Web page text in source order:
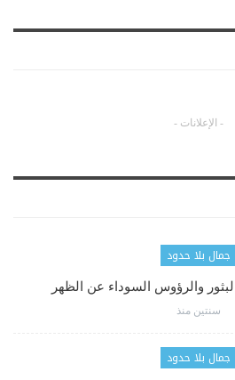
- الإعلانات -
جمال بلا حدود
سنتين منذ
جمال بلا حدود